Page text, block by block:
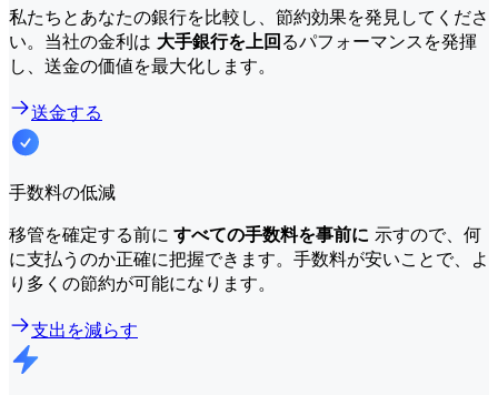
私たちとあなたの銀行を比較し、節約効果を発見してくださ
い。当社の金利は 大手銀行を上回るパフォーマンスを発揮
し、送金の価値を最大化します。
送金する
手数料の低減
移管を確定する前に すべての手数料を事前に 示すので、何
に支払うのか正確に把握できます。手数料が安いことで、よ
り多くの節約が可能になります。
支出を減らす